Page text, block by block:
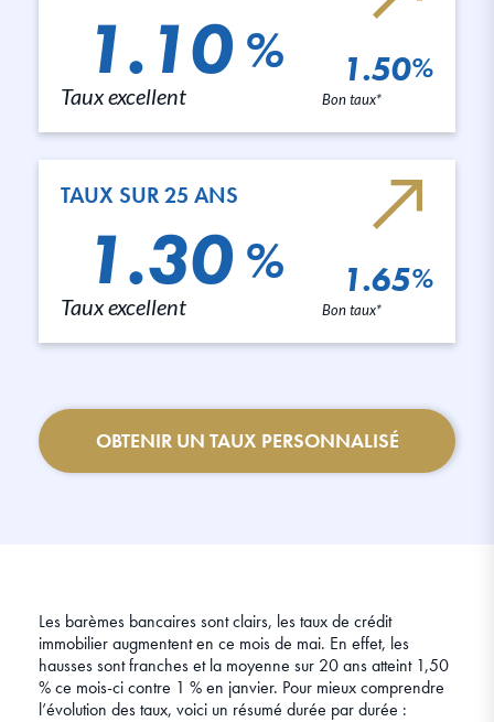
1.10 %
Taux excellent
1.50%
Bon taux*
TAUX SUR 25 ANS
1.30 %
Taux excellent
1.65%
Bon taux*
OBTENIR UN TAUX PERSONNALISÉ
Les barèmes bancaires sont clairs, les taux de crédit
immobilier augmentent en ce mois de mai. En effet, les
hausses sont franches et la moyenne sur 20 ans atteint 1,50
% ce mois-ci contre 1 % en janvier. Pour mieux comprendre
l’évolution des taux, voici un résumé durée par durée :